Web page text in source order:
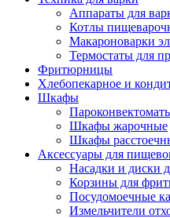
Аппараты для
Котлы
Макароноварки
Термостаты для
Фритюрницы
Хлебопекарное и
Шкафы
Шкафы жарочные
Шкафы
Аксессуары для
Насадки и диски
Корзины для
Посудомоечные
Измельчители